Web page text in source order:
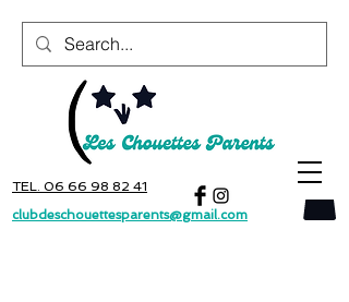
TEL. 06 66 98 82 41
clubdeschouettesparents@gmail.com